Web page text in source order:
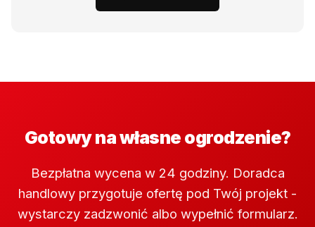
Gotowy na własne ogrodzenie?
Bezpłatna wycena w 24 godziny. Doradca
handlowy przygotuje ofertę pod Twój projekt -
wystarczy zadzwonić albo wypełnić formularz.